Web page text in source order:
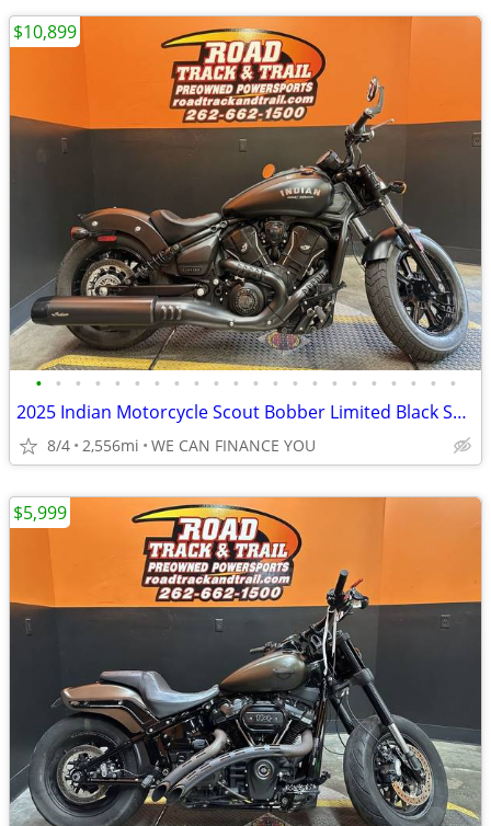
• • • • • • • • • • • • • • • • • • • • • •
2025 Indian Motorcycle Scout Bobber Limited Black Smoke
8/4 2,556mi WE CAN FINANCE YOU
$10,899
$5,999